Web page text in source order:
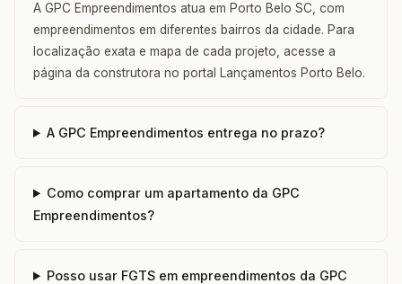
A GPC Empreendimentos atua em Porto Belo SC, com
empreendimentos em diferentes bairros da cidade. Para
localização exata e mapa de cada projeto, acesse a
página da construtora no portal Lançamentos Porto Belo.
A GPC Empreendimentos entrega no prazo?
Como comprar um apartamento da GPC
Empreendimentos?
Posso usar FGTS em empreendimentos da GPC